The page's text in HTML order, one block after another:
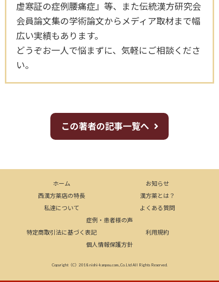
虚寒証の症例腰痛症』等、また伝統漢方研究会
会員論文集の学術論文からメディア取材まで幅
広い実績もあります。
どうぞお一人で悩まずに、気軽にご相談くださ
い。
この著者の記事一覧へ
ホーム
お知らせ
西漢方薬店の特長
漢方薬とは？
私達について
よくある質問
症例・患者様の声
特定商取引法に基づく表記
利用規約
個人情報保護方針
Copyright（C）2018 nishi-kanpou.com.,Co.Ltd All Rights Reserved.